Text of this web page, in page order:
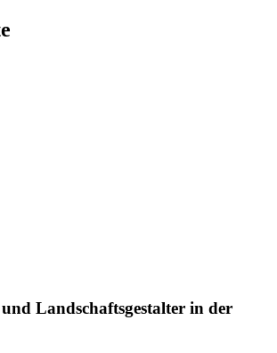
Landschaftsgestalter in der